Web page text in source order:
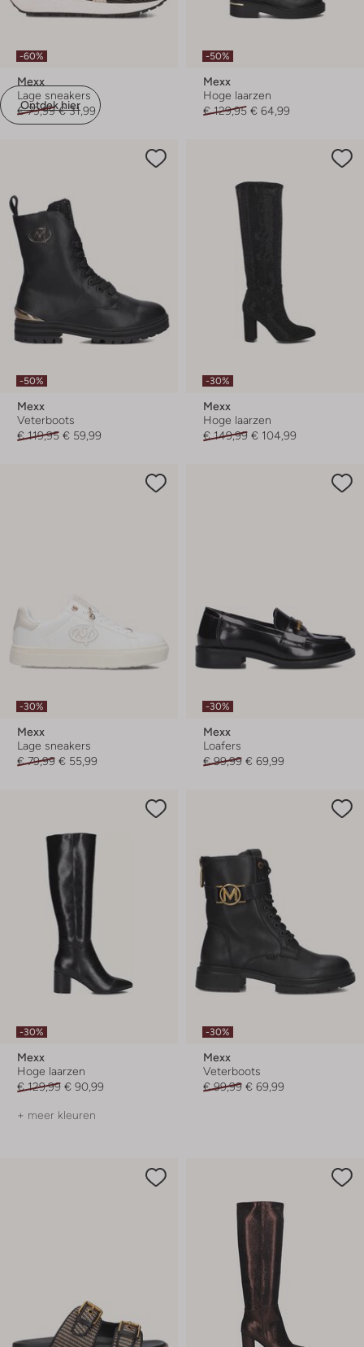
Ontdek hier
-60%
Mexx
Lage sneakers
€ 79,99 € 31,99
-50%
Mexx
Hoge laarzen
€ 129,95 € 64,99
-50%
Mexx
Veterboots
€ 119,95 € 59,99
-30%
Mexx
Hoge laarzen
€ 149,99 € 104,99
-30%
Mexx
Lage sneakers
€ 79,99 € 55,99
-30%
Mexx
Loafers
€ 99,99 € 69,99
-30%
Mexx
Hoge laarzen
€ 129,99 € 90,99
+ meer kleuren
-30%
Mexx
Veterboots
€ 99,99 € 69,99